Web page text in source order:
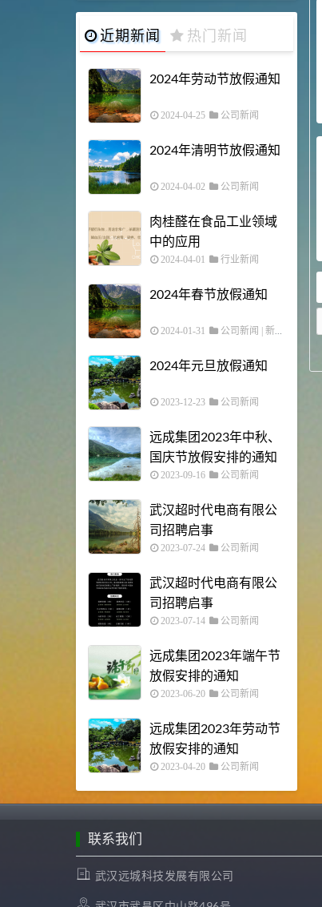
近期新闻 热门新闻
2024年劳动节放假通知
2024-04-25 公司新闻
2024年清明节放假通知
2024-04-02 公司新闻
肉桂醛在食品工业领域
中的应用
2024-04-01 行业新闻
2024年春节放假通知
2024-01-31 公司新闻 | 新闻中心
2024年元旦放假通知
2023-12-23 公司新闻
远成集团2023年中秋、
国庆节放假安排的通知
2023-09-16 公司新闻
武汉超时代电商有限公
司招聘启事
2023-07-24 公司新闻
武汉超时代电商有限公
司招聘启事
2023-07-14 公司新闻
远成集团2023年端午节
放假安排的通知
2023-06-20 公司新闻
远成集团2023年劳动节
放假安排的通知
2023-04-20 公司新闻
联系我们
武汉远城科技发展有限公司